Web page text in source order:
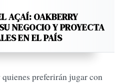
AÇAÍ: OAKBERRY
NEGOCIO Y PROYECTA
EN EL PAÍS
preferirán jugar con